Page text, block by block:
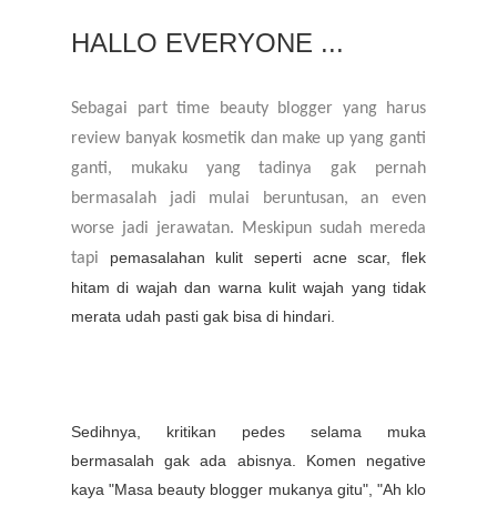
HALLO EVERYONE ...
Sebagai part time beauty blogger yang harus
review banyak kosmetik dan make up yang ganti
ganti, mukaku yang tadinya gak pernah
bermasalah jadi mulai beruntusan, an even
worse jadi jerawatan. Meskipun sudah mereda
tapi
pemasalahan kulit seperti acne scar, flek
hitam di wajah dan warna kulit wajah yang tidak
merata udah pasti gak bisa di hindari.
Sedihnya, kritikan pedes selama muka
bermasalah gak ada abisnya. Komen negative
kaya "Masa beauty blogger mukanya gitu", "Ah klo